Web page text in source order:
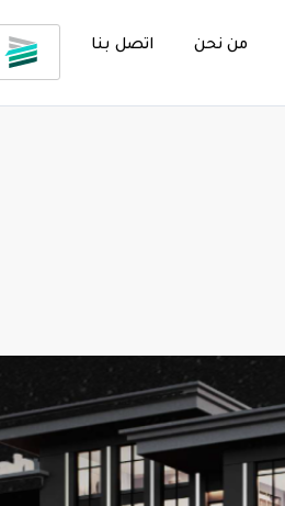
من نحن اتصل بنا